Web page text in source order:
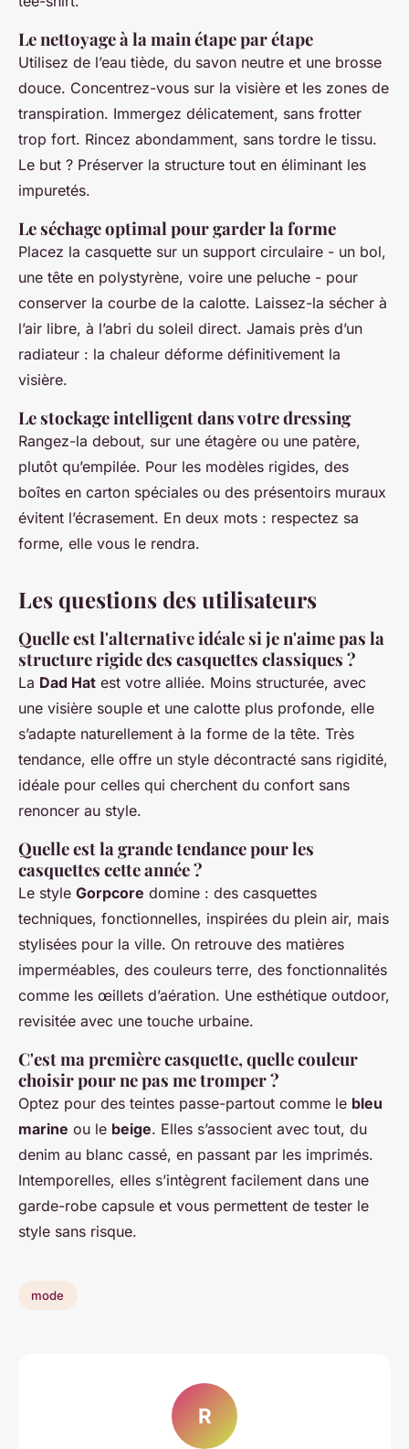
Le nettoyage à la main étape par étape
Utilisez de l’eau tiède, du savon neutre et une brosse
douce. Concentrez-vous sur la visière et les zones de
transpiration. Immergez délicatement, sans frotter
trop fort. Rincez abondamment, sans tordre le tissu.
Le but ? Préserver la structure tout en éliminant les
impuretés.
Le séchage optimal pour garder la forme
Placez la casquette sur un support circulaire - un bol,
une tête en polystyrène, voire une peluche - pour
conserver la courbe de la calotte. Laissez-la sécher à
l’air libre, à l’abri du soleil direct. Jamais près d’un
radiateur : la chaleur déforme définitivement la
visière.
Le stockage intelligent dans votre dressing
Rangez-la debout, sur une étagère ou une patère,
plutôt qu’empilée. Pour les modèles rigides, des
boîtes en carton spéciales ou des présentoirs muraux
évitent l’écrasement. En deux mots : respectez sa
forme, elle vous le rendra.
Les questions des utilisateurs
Quelle est l'alternative idéale si je n'aime pas la
structure rigide des casquettes classiques ?
La Dad Hat est votre alliée. Moins structurée, avec
une visière souple et une calotte plus profonde, elle
s’adapte naturellement à la forme de la tête. Très
tendance, elle offre un style décontracté sans rigidité,
idéale pour celles qui cherchent du confort sans
renoncer au style.
Quelle est la grande tendance pour les
casquettes cette année ?
Le style Gorpcore domine : des casquettes
techniques, fonctionnelles, inspirées du plein air, mais
stylisées pour la ville. On retrouve des matières
imperméables, des couleurs terre, des fonctionnalités
comme les œillets d’aération. Une esthétique outdoor,
revisitée avec une touche urbaine.
C'est ma première casquette, quelle couleur
choisir pour ne pas me tromper ?
Optez pour des teintes passe-partout comme le bleu
marine ou le beige. Elles s’associent avec tout, du
denim au blanc cassé, en passant par les imprimés.
Intemporelles, elles s’intègrent facilement dans une
garde-robe capsule et vous permettent de tester le
style sans risque.
mode
R